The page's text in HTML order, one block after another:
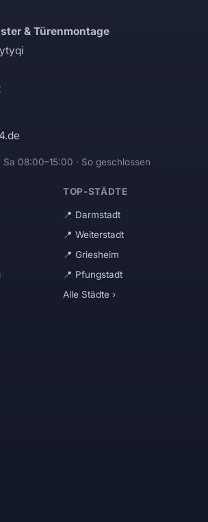
& Türenmontage
Sa 08:00–15:00 · So geschlossen
TOP-STÄDTE
Darmstadt
Weiterstadt
Griesheim
Pfungstadt
Alle Städte ›